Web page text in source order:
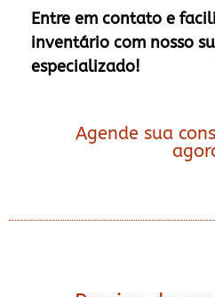
Entre em contato e
inventário com nosso
especializado!
Agende sua